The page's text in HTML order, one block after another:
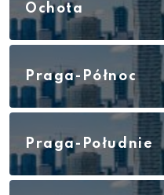
Ochota
Praga-Północ
Praga-Południe